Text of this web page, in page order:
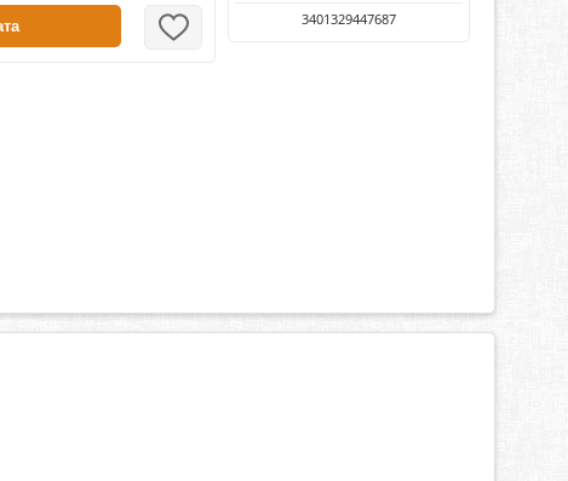
3401329447687